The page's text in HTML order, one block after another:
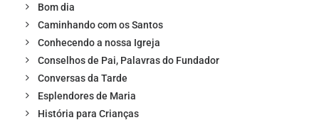
Bom dia
Caminhando com os Santos
Conhecendo a nossa Igreja
Conselhos de Pai, Palavras do Fundador
Conversas da Tarde
Esplendores de Maria
História para Crianças